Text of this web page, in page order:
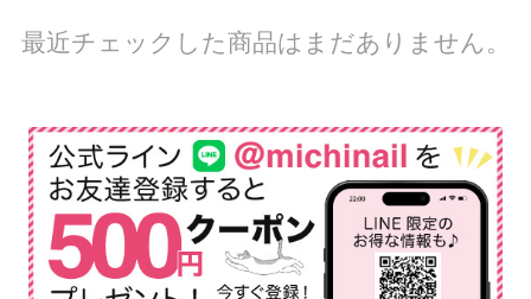
最近チェックした商品はまだありません。